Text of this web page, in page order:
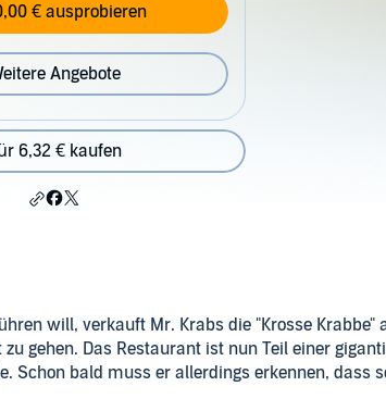
€ ausprobieren
Angebote
6,32 € kaufen
will, verkauft Mr. Krabs die "Krosse Krabbe"
gehen. Das Restaurant ist nun Teil einer
Schon bald muss er allerdings erkennen, dass
braucht eine neue Aufgabe - und findet sie